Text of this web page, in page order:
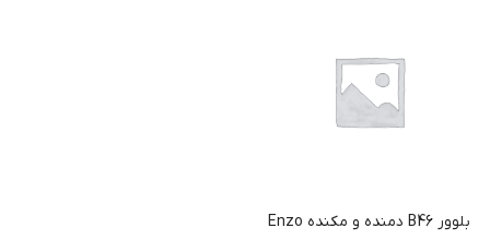
بلوور B46 دمنده و مکنده Enzo